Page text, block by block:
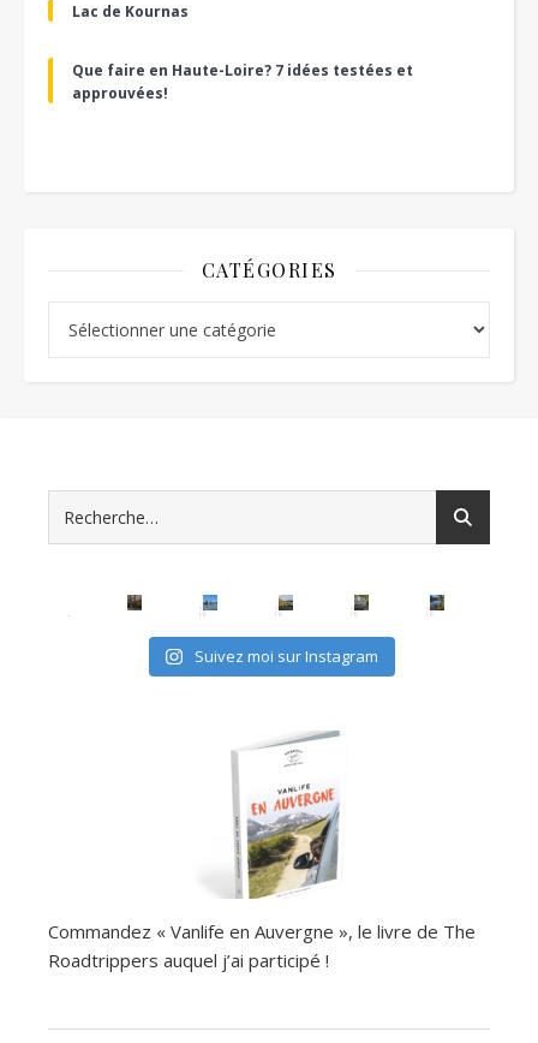
Lac de Kournas
Que faire en Haute-Loire? 7 idées testées et
approuvées!
CATÉGORIES
Suivez moi sur Instagram
Commandez « Vanlife en Auvergne », le livre de The
Roadtrippers auquel j’ai participé !